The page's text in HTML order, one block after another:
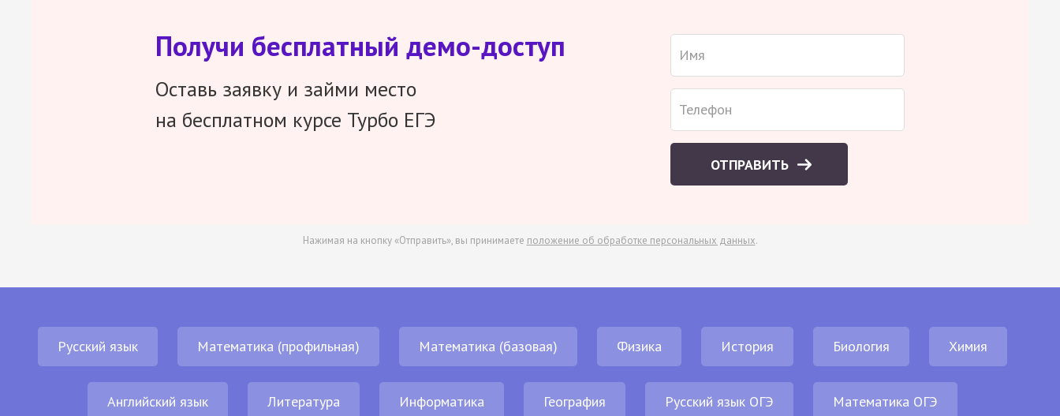
Получи бесплатный демо-доступ
Оставь заявку и займи место
на бесплатном курсе Турбо ЕГЭ
ОТПРАВИТЬ
Нажимая на кнопку «Отправить», вы принимаете положение об обработке персональных данных.
Русский язык Математика (профильная) Математика (базовая) Физика История Биология Химия
Английский язык Литература Информатика География Русский язык ОГЭ Математика ОГЭ